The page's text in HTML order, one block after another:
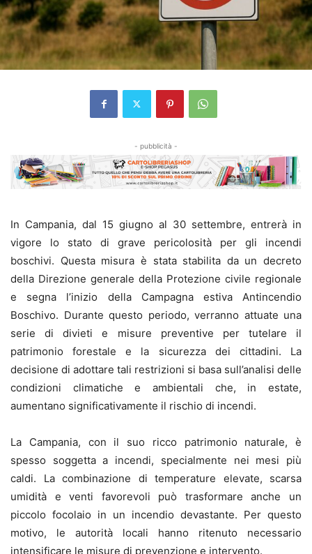
- pubblicità -
In Campania, dal 15 giugno al 30 settembre, entrerà in
vigore lo stato di grave pericolosità per gli incendi
boschivi. Questa misura è stata stabilita da un decreto
della Direzione generale della Protezione civile regionale
e segna l’inizio della Campagna estiva Antincendio
Boschivo. Durante questo periodo, verranno attuate una
serie di divieti e misure preventive per tutelare il
patrimonio forestale e la sicurezza dei cittadini. La
decisione di adottare tali restrizioni si basa sull’analisi delle
condizioni climatiche e ambientali che, in estate,
aumentano significativamente il rischio di incendi.
La Campania, con il suo ricco patrimonio naturale, è
spesso soggetta a incendi, specialmente nei mesi più
caldi. La combinazione di temperature elevate, scarsa
umidità e venti favorevoli può trasformare anche un
piccolo focolaio in un incendio devastante. Per questo
motivo, le autorità locali hanno ritenuto necessario
intensificare le misure di prevenzione e intervento.